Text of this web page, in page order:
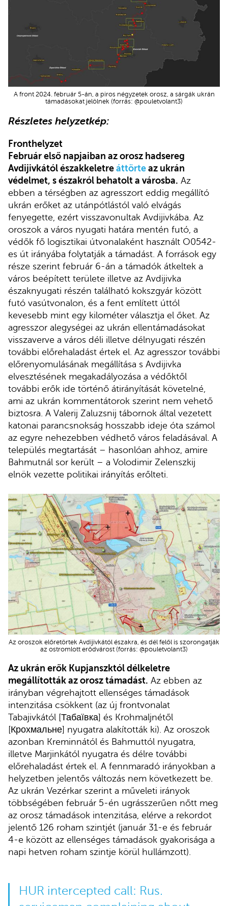
A front 2024. február 5-án, a piros négyzetek orosz, a sárgák ukrán
támadásokat jelölnek (forrás: @pouletvolant3)
Részletes helyzetkép:
Fronthelyzet
Február első napjaiban az orosz hadsereg
Avdijivkától északkeletre áttörte az ukrán
védelmet, s északról behatolt a városba. Az
ebben a térségben az agresszort eddig megállító
ukrán erőket az utánpótlástól való elvágás
fenyegette, ezért visszavonultak Avdijivkába. Az
oroszok a város nyugati határa mentén futó, a
védők fő logisztikai útvonalaként használt O0542-
es út irányába folytatják a támadást. A források egy
része szerint február 6-án a támadók átkeltek a
város beépített területe illetve az Avdijivka
északnyugati részén található kokszgyár között
futó vasútvonalon, és a fent említett úttól
kevesebb mint egy kilométer választja el őket. Az
agresszor alegységei az ukrán ellentámadásokat
visszaverve a város déli illetve délnyugati részén
további előrehaladást értek el. Az agresszor további
előrenyomulásának megállítása s Avdijivka
elvesztésének megakadályozása a védőktől
további erők ide történő átirányítását követelné,
ami az ukrán kommentátorok szerint nem vehető
biztosra. A Valerij Zaluzsnij tábornok által vezetett
katonai parancsnokság hosszabb ideje óta számol
az egyre nehezebben védhető város feladásával. A
település megtartását – hasonlóan ahhoz, amire
Bahmutnál sor került – a Volodimir Zelenszkij
elnök vezette politikai irányítás erőlteti.
Az oroszok előretörtek Avdijivkától északra, és dél felől is szorongatják
az ostromlott erődvárost (forrás: @pouletvolant3)
Az ukrán erők Kupjanszktól délkeletre
megállították az orosz támadást. Az ebben az
irányban végrehajtott ellenséges támadások
intenzitása csökkent (az új frontvonalat
Tabajivkától [Табаївка] és Krohmaljnétől
[Крохмальне] nyugatra alakították ki). Az oroszok
azonban Kreminnától és Bahmuttól nyugatra,
illetve Marjinkától nyugatra és délre további
előrehaladást értek el. A fennmaradó irányokban a
helyzetben jelentős változás nem következett be.
Az ukrán Vezérkar szerint a műveleti irányok
többségében február 5-én ugrásszerűen nőtt meg
az orosz támadások intenzitása, elérve a rekordot
jelentő 126 roham szintjét (január 31-e és február
4-e között az ellenséges támadások gyakorisága a
napi hetven roham szintje körül hullámzott).
HUR intercepted call: Rus.